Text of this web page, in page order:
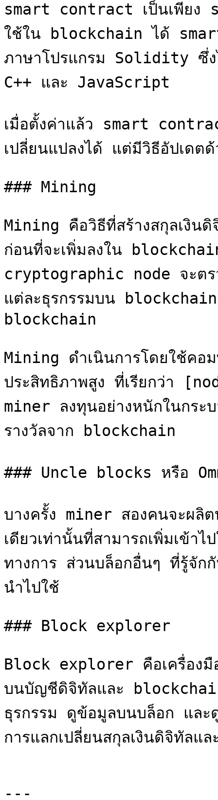
smart contract เป็นเพียง
ใช้ใน blockchain ได้
ภาษาโปรแกรม Solidity ซึ่ง
C++ และ JavaScript
เมื่อตั้งค่าแล้ว smart
เปลี่ยนแปลงได้ แต่มีวิธีอัปเดต
### Mining
Mining คือวิธีที่สร้างสกุลเงิน
ก่อนที่จะเพิ่มลงใน
cryptographic node จะตร
แต่ละธุรกรรมบน
blockchain
Mining ดำเนินการโดยใช้คอม
ประสิทธิภาพสูง ที่เรียกว่า
miner ลงทุนอย่างหนักในกระ
รางวัลจาก blockchain
### Uncle blocks หรือ
บางครั้ง miner สองคนจะผลิต
เดียวเท่านั้นที่สามารถเพิ่มเข้
ทางการ ส่วนบล็อกอื่นๆ ที่รู้จั
นำไปใช้
### Block explorer
Block explorer คือเครื่อง
บนบัญชีดิจิทัลและ
ธุรกรรม ดูข้อมูลบนบล็อก แล
การแลกเปลี่ยนสกุลเงินดิจิทัลแ
---